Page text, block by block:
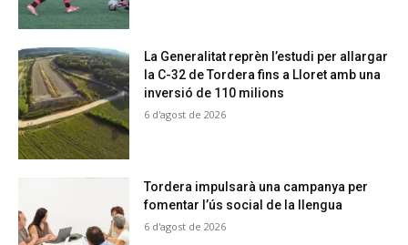
La Generalitat reprèn l’estudi per allargar
la C-32 de Tordera fins a Lloret amb una
inversió de 110 milions
6 d'agost de 2026
Tordera impulsarà una campanya per
fomentar l’ús social de la llengua
6 d'agost de 2026